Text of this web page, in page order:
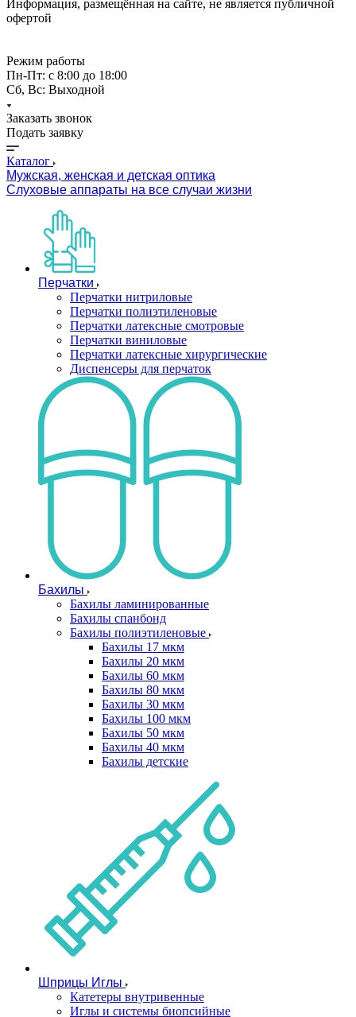
Информация, размещённая на сайте, не является публичной
офертой
Режим работы
Пн-Пт: с 8:00 до 18:00
Сб, Вс: Выходной
Заказать звонок
Подать заявку
Каталог
Мужская, женская и детская оптика
Слуховые аппараты на все случаи жизни
Перчатки
Перчатки нитриловые
Перчатки полиэтиленовые
Перчатки латексные смотровые
Перчатки виниловые
Перчатки латексные хирургические
Диспенсеры для перчаток
Бахилы
Бахилы ламинированные
Бахилы спанбонд
Бахилы полиэтиленовые
Бахилы 17 мкм
Бахилы 20 мкм
Бахилы 60 мкм
Бахилы 80 мкм
Бахилы 30 мкм
Бахилы 100 мкм
Бахилы 50 мкм
Бахилы 40 мкм
Бахилы детские
Шприцы Иглы
Катетеры внутривенные
Иглы и системы биопсийные